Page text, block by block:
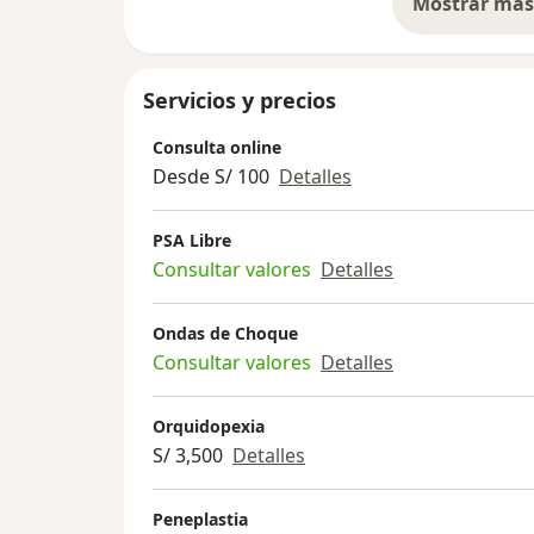
Servicios y precios
Consulta online
Desde S/ 100 Detalles
PSA Libre
Consultar valores Detalles
Ondas de Choque
Consultar valores Detalles
Orquidopexia
S/ 3,500 Detalles
Peneplastia